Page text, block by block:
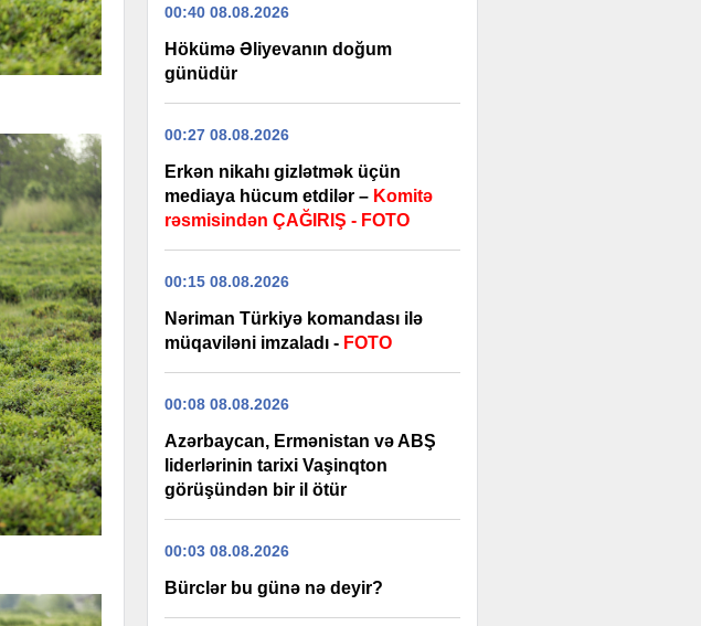
00:40 08.08.2026
Hökümə Əliyevanın doğum
günüdür
00:27 08.08.2026
Erkən nikahı gizlətmək üçün
mediaya hücum etdilər – Komitə
rəsmisindən ÇAĞIRIŞ - FOTO
00:15 08.08.2026
Nəriman Türkiyə komandası ilə
müqaviləni imzaladı - FOTO
00:08 08.08.2026
Azərbaycan, Ermənistan və ABŞ
liderlərinin tarixi Vaşinqton
görüşündən bir il ötür
00:03 08.08.2026
Bürclər bu günə nə deyir?